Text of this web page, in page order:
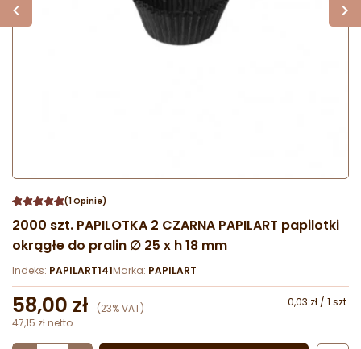
(1 Opinie)
2000 szt. PAPILOTKA 2 CZARNA PAPILART papilotki
okrągłe do pralin ∅ 25 x h 18 mm
Indeks: PAPILART141Marka: PAPILART
58,00 zł (23% VAT)
0,03 zł / 1 szt.
47,15 zł netto